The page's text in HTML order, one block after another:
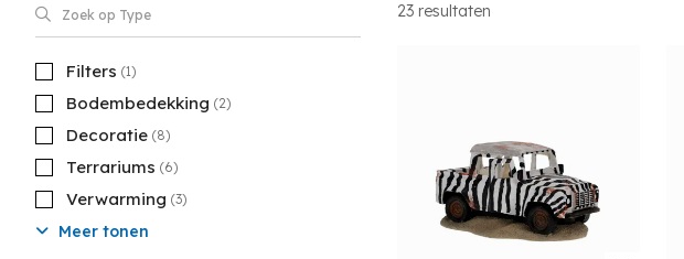
Filters (1)
Bodembedekking (2)
Decoratie (8)
Terrariums (6)
Verwarming (3)
Meer tonen
23 resultaten